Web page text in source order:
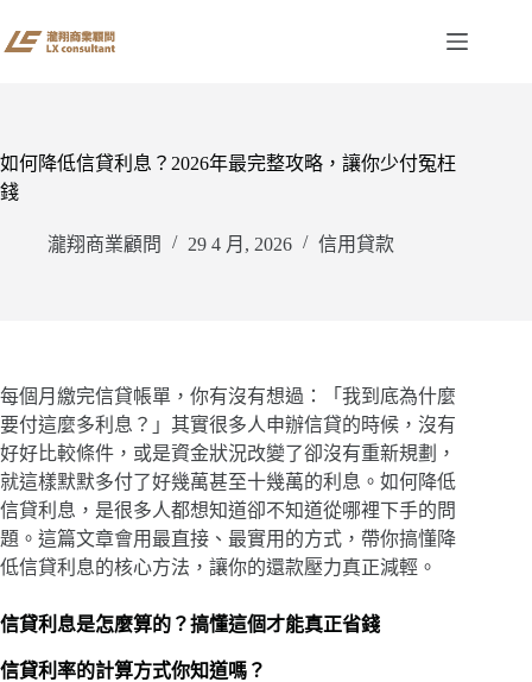
至
容
如何降低信貸利息？2026年最完整攻略，讓你少付冤枉
錢
瀧翔商業顧問 29 4 月, 2026 信用貸款
每個月繳完信貸帳單，你有沒有想過：「我到底為什麼
要付這麼多利息？」其實很多人申辦信貸的時候，沒有
好好比較條件，或是資金狀況改變了卻沒有重新規劃，
就這樣默默多付了好幾萬甚至十幾萬的利息。如何降低
信貸利息，是很多人都想知道卻不知道從哪裡下手的問
題。這篇文章會用最直接、最實用的方式，帶你搞懂降
低信貸利息的核心方法，讓你的還款壓力真正減輕。
信貸利息是怎麼算的？搞懂這個才能真正省錢
信貸利率的計算方式你知道嗎？